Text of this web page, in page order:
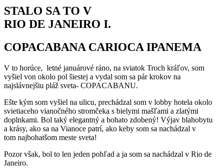
STALO SA TO V
RIO DE JANEIRO I.
COPACABANA CARIOCA IPANEMA
V to horúce, letné januárové ráno, na sviatok Troch kráľov, som
vyšiel von okolo pol šiestej a vydal som sa pár krokov na
najslávnejšiu pláž sveta- COPACABANU.
Ešte kým som vyšiel na ulicu, prechádzal som v lobby hotela okolo
svietiaceho vianočného stromčeka s bielymi mašľami a zlatými
doplnkami. Bol taký elegantný a bohato zdobený! Výjav blahobytu
a krásy, ako sa na Vianoce patrí, ako keby som sa nachádzal v
tom najbohatšom meste sveta!
Pozor však, bol to len jeden pohľad a ja som sa nachádzal v Rio de
Janeiro.